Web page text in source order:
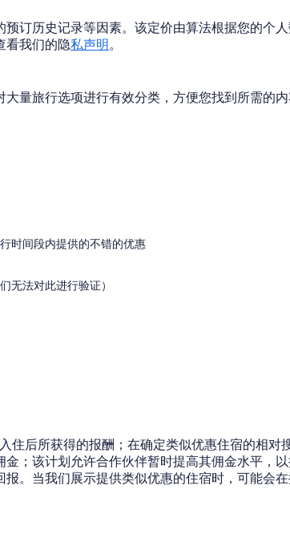
订历史记录等因素。该定价由算法根据您的个
看我们的隐私声明。
量旅行选项进行有效分类，方便您找到所需的内
时间段内提供的不错的优惠
无法对此进行验证）
后所获得的报酬；在确定类似优惠住宿的相对
；该计划允许合作伙伴暂时提高其佣金水平，
。当我们展示提供类似优惠的住宿时，可能会